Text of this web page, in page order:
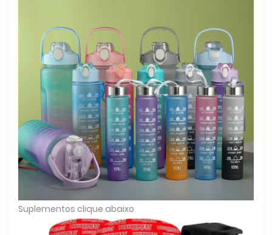
Suplementos clique abaixo